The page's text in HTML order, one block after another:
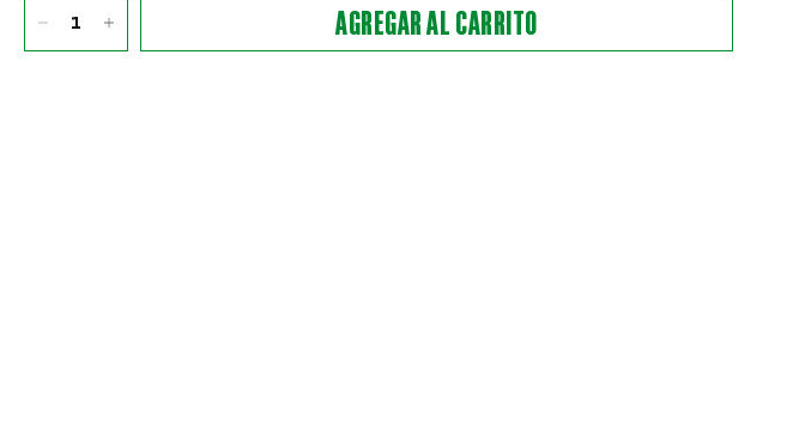
AGREGAR AL CARRITO